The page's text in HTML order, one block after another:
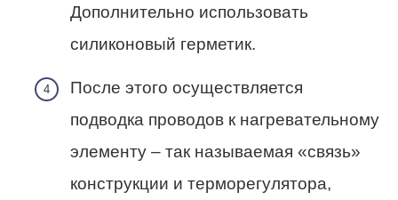
Дополнительно использовать
силиконовый герметик.
После этого осуществляется
подводка проводов к нагревательному
элементу – так называемая «связь»
конструкции и терморегулятора,